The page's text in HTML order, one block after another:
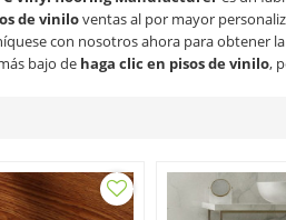
de viniloventas al por mayor
con nosotros ahora para obtener
bajo de haga clic en pisos de vinilo,